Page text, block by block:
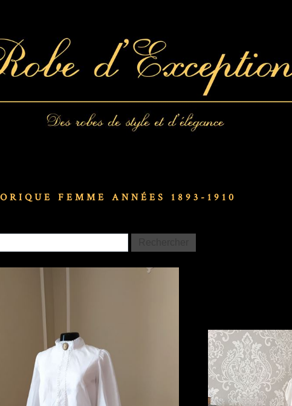
FEMME ANNÉES 1893-1910